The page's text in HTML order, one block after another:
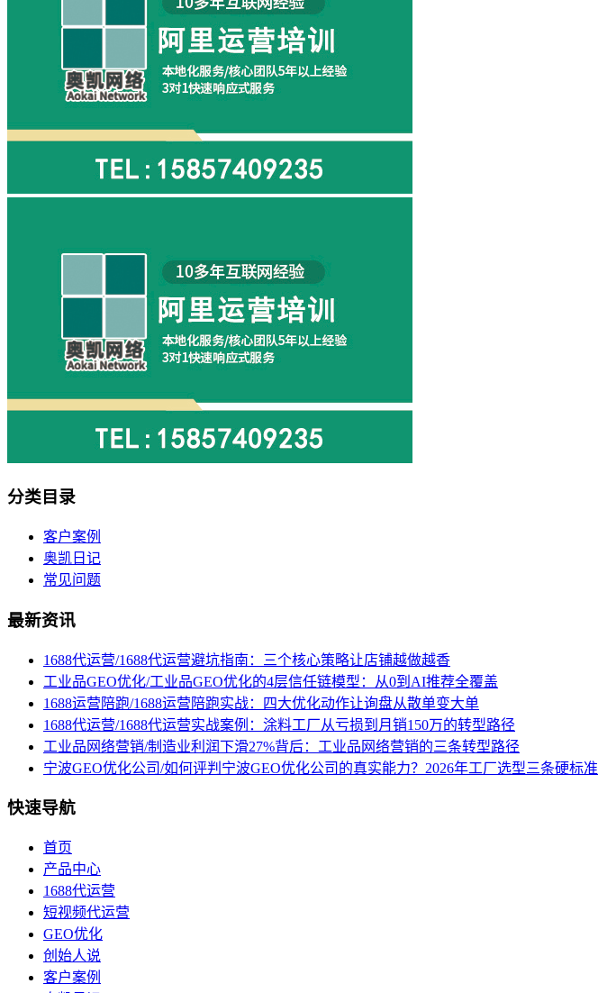
分类目录
客户案例
奥凯日记
常见问题
最新资讯
1688代运营/1688代运营避坑指南：三个核心策略让店铺越做越香
工业品GEO优化/工业品GEO优化的4层信任链模型：从0到AI推荐全覆盖
1688运营陪跑/1688运营陪跑实战：四大优化动作让询盘从散单变大单
1688代运营/1688代运营实战案例：涂料工厂从亏损到月销150万的转型路径
工业品网络营销/制造业利润下滑27%背后：工业品网络营销的三条转型路径
宁波GEO优化公司/如何评判宁波GEO优化公司的真实能力？2026年工厂选型三条硬标准
快速导航
首页
产品中心
1688代运营
短视频代运营
GEO优化
创始人说
客户案例